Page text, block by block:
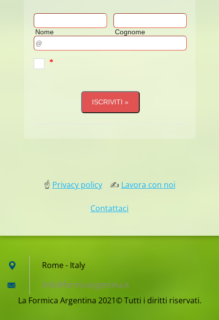
☝ Privacy policy✍ Lavora con noi
Contattaci
Rome - Italy
info@formicargentina.it
La Formica Argentina 2021© Tutti i diritti riservati.